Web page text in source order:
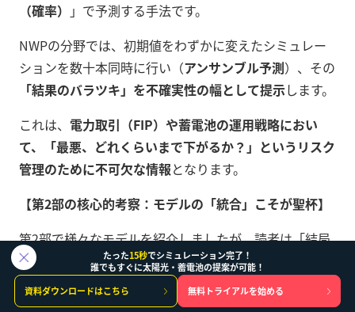
（確率） 」で予測する手法です。
NWPの分野では、初期値をわずかに変えたシミュレー
ションを数十本同時に行い（アンサンブル予測）、その
「結果のバラツキ」を不確実性の幅として提示します。
これは、 電力取引（FIP）や蓄電池の運用戦略におい
て、「最悪、どれくらいまで下がるか？」というリスク
管理のために不可欠な情報となります。
【第2部の核心的考察：モデルの「統合」こそが聖杯】
第2部で様々なモデルを紹介しましたが、読者は「結局
どれが一番良いのか？」と考えるかもしれません。しか
し、AIの世界には「
ノーフリーランチ定理（No Free L
unch Theorem）」という有名な原則があります。これ
たった15秒でシミュレーション完了！
誰でもすぐに太陽光・蓄電池の提案が可能！
資料ダウンロードはこちら
無料トライアルを始める